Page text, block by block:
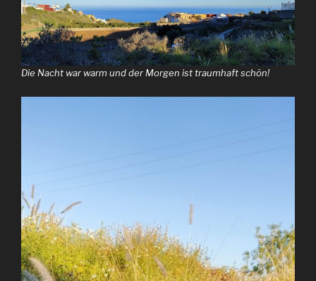
Die Nacht war warm und der Morgen ist traumhaft schön!